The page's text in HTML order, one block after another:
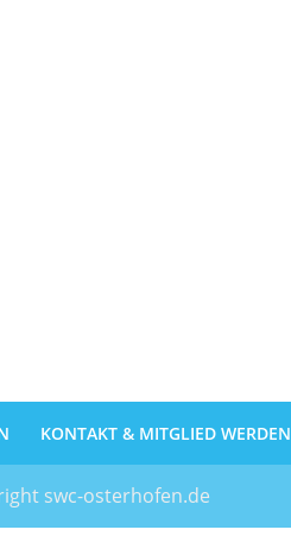
KONTAKT & MITGLIED WERDEN
swc-osterhofen.de